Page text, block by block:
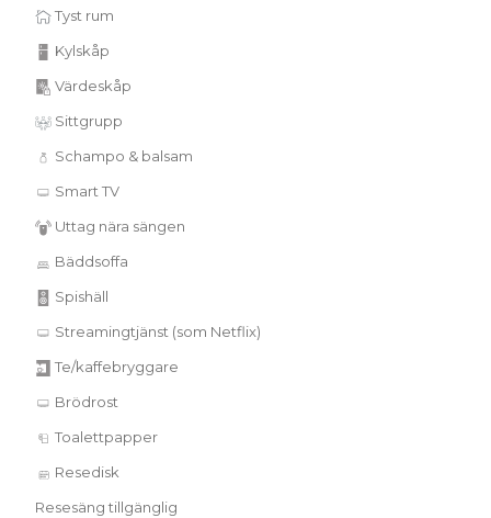
Tyst rum
Kylskåp
Värdeskåp
Sittgrupp
Schampo & balsam
Smart TV
Uttag nära sängen
Bäddsoffa
Spishäll
Streamingtjänst (som Netflix)
Te/kaffebryggare
Brödrost
Toalettpapper
Resedisk
Resesäng tillgänglig